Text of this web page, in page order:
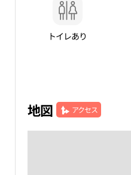
トイレあり
地図 アクセス